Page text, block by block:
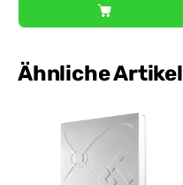
Ähnliche Artikel